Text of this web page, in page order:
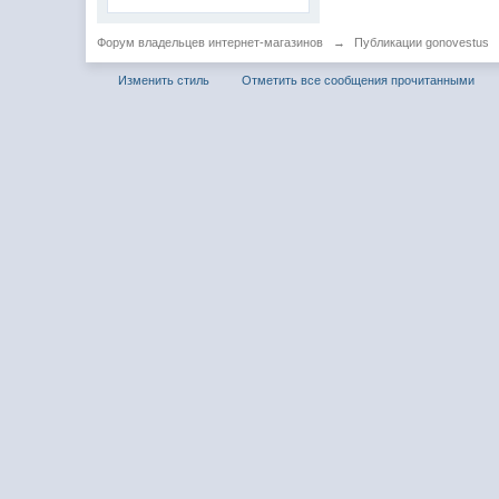
Форум владельцев интернет-магазинов → Публикации gonovestus
Изменить стиль Отметить все сообщения прочитанными